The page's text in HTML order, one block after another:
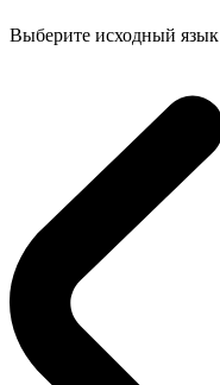
Выберите исходный язык